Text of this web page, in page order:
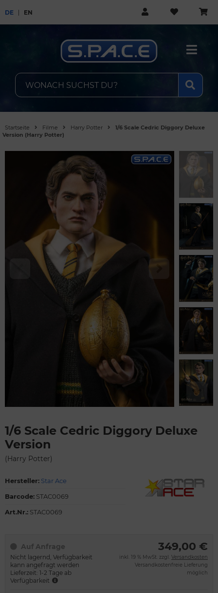
DE EN
Startseite Filme Harry Potter
1/6 Scale Cedric Diggory Deluxe
Version (Harry Potter)
1/6 Scale Cedric Diggory Deluxe
Version
(Harry Potter)
Hersteller: Star Ace
Barcode: STAC0069
Art.Nr.: STAC0069
Auf Anfrage
Nicht lagernd, Verfügbarkeit
kann angefragt werden
Lieferzeit: 1-2 Tage ab
Verfügbarkeit
349,00 €
inkl. 19 % MwSt. zzgl. Versandkosten
Versandkostenfreie Lieferung
möglich